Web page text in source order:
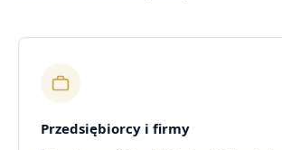
Przedsiębiorcy i firmy